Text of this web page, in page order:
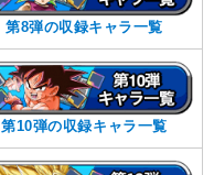
第8弾の収録キャラ一覧
第10弾の収録キャラ一覧